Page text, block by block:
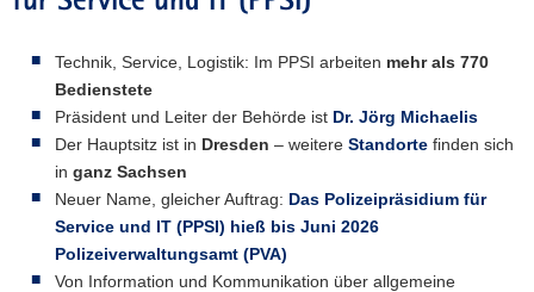
Technik, Service, Logistik: Im PPSI arbeiten mehr als 770
Bedienstete
Präsident und Leiter der Behörde ist Dr. Jörg Michaelis
Der Hauptsitz ist in Dresden – weitere Standorte finden sich
in ganz Sachsen
Neuer Name, gleicher Auftrag: Das Polizeipräsidium für
Service und IT (PPSI) hieß bis Juni 2026
Polizeiverwaltungsamt (PVA)
Von Information und Kommunikation über allgemeine